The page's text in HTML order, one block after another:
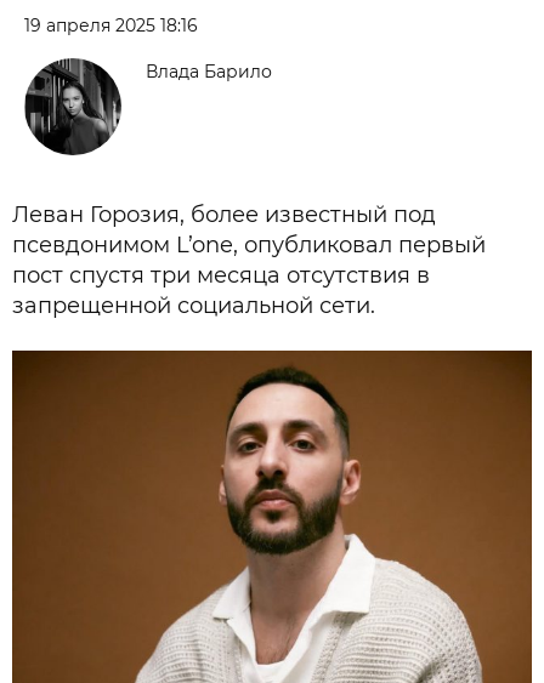
19 апреля 2025 18:16
Влада Барило
Леван Горозия, более известный под
псевдонимом L’one, опубликовал первый
пост спустя три месяца отсутствия в
запрещенной социальной сети.